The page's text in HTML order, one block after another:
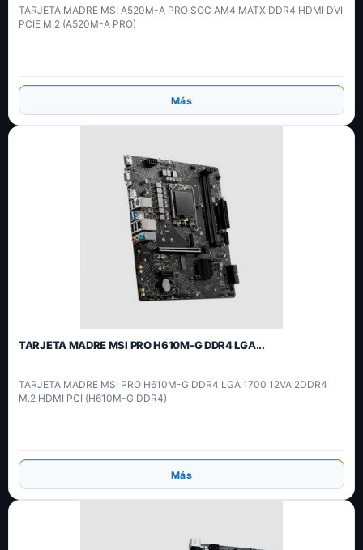
TARJETA MADRE MSI A520M-A PRO SOC AM4 MATX DDR4 HDMI DVI
PCIE M.2 (A520M-A PRO)
Añadir
Más
TARJETA MADRE MSI PRO H610M-G DDR4 LGA...
TARJETA MADRE MSI PRO H610M-G DDR4 LGA 1700 12VA 2DDR4
M.2 HDMI PCI (H610M-G DDR4)
Añadir
Más